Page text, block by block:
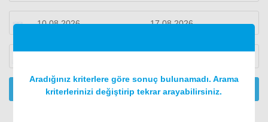
ARA
Aradığınız kriterlere göre sonuç bulunamadı. Arama
kriterlerinizi değiştirip tekrar arayabilirsiniz.